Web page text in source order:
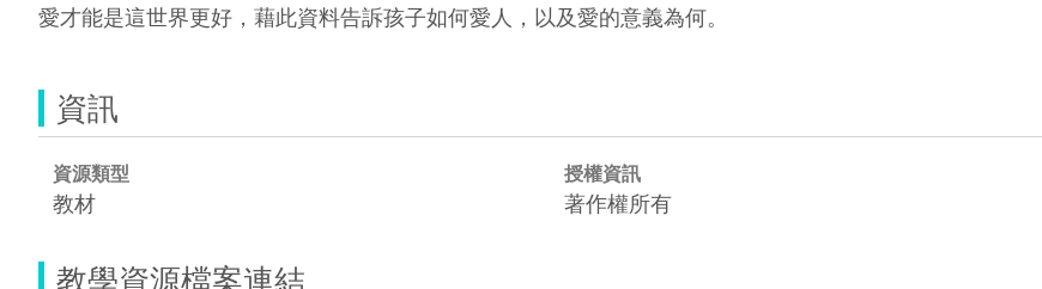
愛才能是這世界更好，藉此資料告訴孩子如何愛人，以及愛的意義為何。
資訊
資源類型
教材
授權資訊
著作權所有
教學資源檔案連結